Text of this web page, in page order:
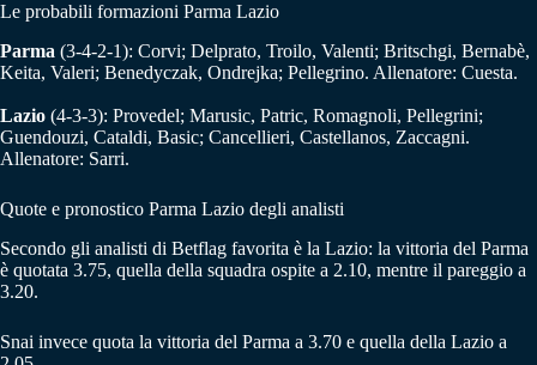
Le probabili formazioni Parma Lazio
Parma (3-4-2-1): Corvi; Delprato, Troilo, Valenti; Britschgi, Bernabè,
Keita, Valeri; Benedyczak, Ondrejka; Pellegrino. Allenatore: Cuesta.
Lazio (4-3-3): Provedel; Marusic, Patric, Romagnoli, Pellegrini;
Guendouzi, Cataldi, Basic; Cancellieri, Castellanos, Zaccagni.
Allenatore: Sarri.
Quote e pronostico Parma Lazio degli analisti
Secondo gli analisti di Betflag favorita è la Lazio: la vittoria del Parma
è quotata 3.75, quella della squadra ospite a 2.10, mentre il pareggio a
3.20.
Snai invece quota la vittoria del Parma a 3.70 e quella della Lazio a